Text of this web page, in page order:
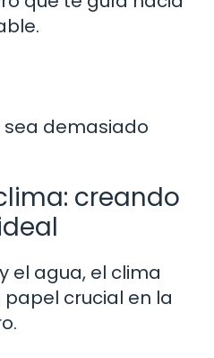
sea demasiado
creando
el agua, el clima
crucial en la